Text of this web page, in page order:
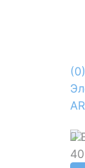
(0)